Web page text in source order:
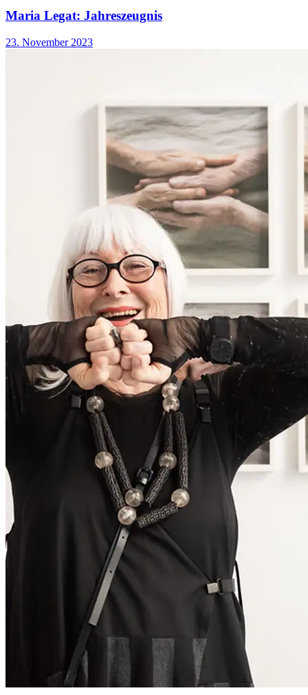
Maria Legat: Jahreszeugnis
23. November 2023